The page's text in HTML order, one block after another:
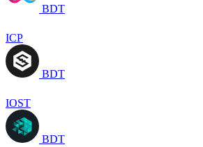
BDT
ICP
BDT
IOST
BDT